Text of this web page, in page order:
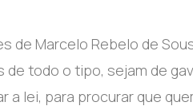
de Marcelo Rebelo de
todo o tipo, sejam de
lei, para procurar que